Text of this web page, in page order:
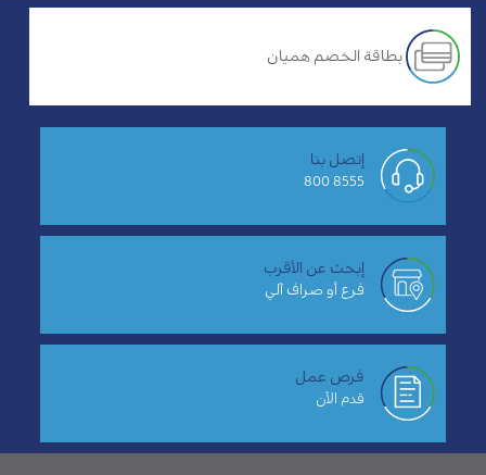
بطاقة الخصم هميان
إتصل بنا
8555 800
إبحث عن الأقرب
فرع أو صراف آلي
فرص عمل
قدم الآن